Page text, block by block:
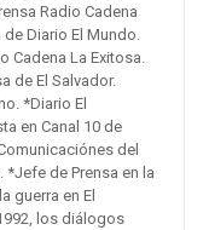
Radio Cadena
Diario El Mundo.
Cadena La Exitosa.
de El Salvador.
*Diario El
en Canal 10 de
del
de Prensa en la
guerra en El
los diálogos